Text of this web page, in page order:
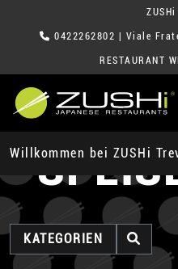
0422262802 | Viale
RESTAURANT
Willkommen bei ZUSHi
KATEGORIEN